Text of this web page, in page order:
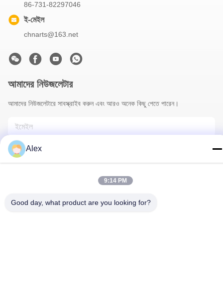
86-731-82297046
ই-মেইল
chnarts@163.net
আমাদের নিউজলেটার
আমাদের নিউজলেটারে সাবস্ক্রাইব করুন এবং আরও অনেক কিছু পেতে পারেন।
Alex
9:14 PM
Good day, what product are you looking for?